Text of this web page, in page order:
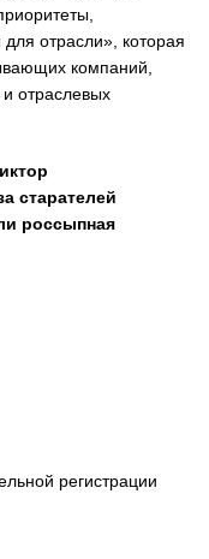
отрасли», которая
компаний,
отраслевых
старателей
россыпная
регистрации